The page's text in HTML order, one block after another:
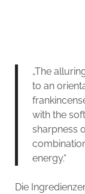
„The
to an
with the
sharpness
energy.“
Die